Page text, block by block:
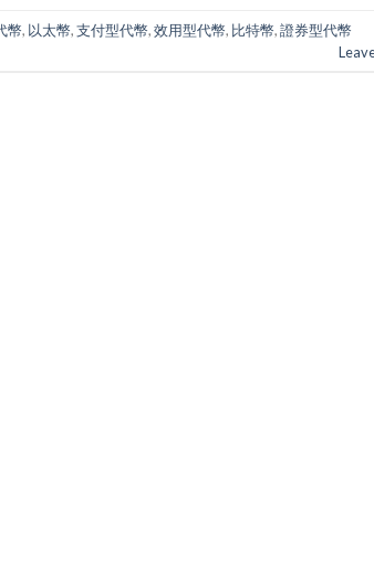
幣, 以太幣,支付型代幣,效用型代幣, 比特幣,證券型代幣